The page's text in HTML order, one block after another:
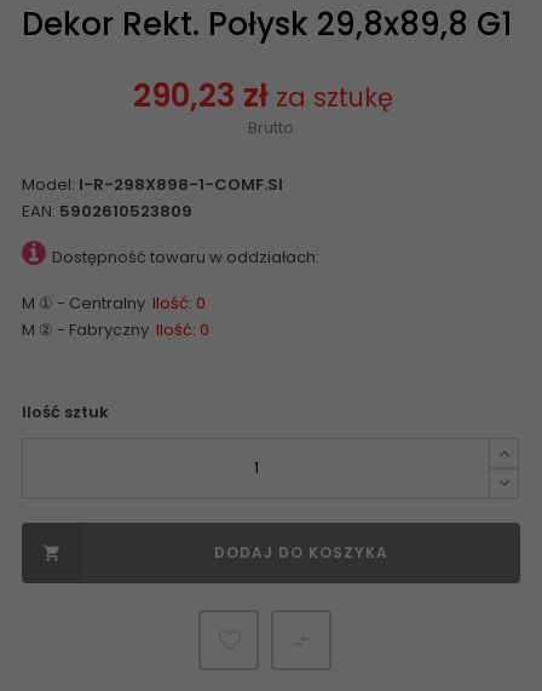
Dekor Rekt. Połysk 29,8x89,8 G1
290,23 zł za sztukę
Brutto
Model: I-R-298X898-1-COMF.SI
EAN: 5902610523809
Dostępność towaru w oddziałach:
M ① - Centralny Ilość: 0
M ② - Fabryczny Ilość: 0
Ilość sztuk
 DODAJ DO KOSZYKA